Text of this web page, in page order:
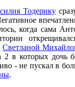
Тодерику
когда сама
Светланой
2 в которых дочь
- не пускал в
.